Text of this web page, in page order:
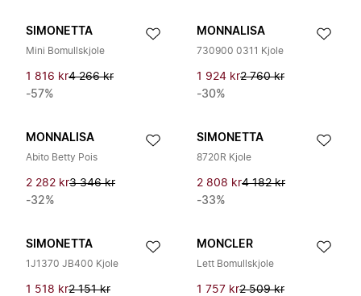
SIMONETTA
Mini Bomullskjole
1 816 kr4 266 kr
-57%
MONNALISA
730900 0311 Kjole
1 924 kr2 760 kr
-30%
MONNALISA
Abito Betty Pois
2 282 kr3 346 kr
-32%
SIMONETTA
8720R Kjole
2 808 kr4 182 kr
-33%
SIMONETTA
1J1370 JB400 Kjole
1 518 kr2 151 kr
MONCLER
Lett Bomullskjole
1 757 kr2 509 kr